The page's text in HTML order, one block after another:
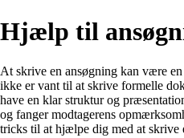
Hjælp til
At skrive en ansøgning kan være
ikke er vant til at skrive formelle
have en klar struktur og
og fanger modtagerens
tricks til at hjælpe dig med at skrive